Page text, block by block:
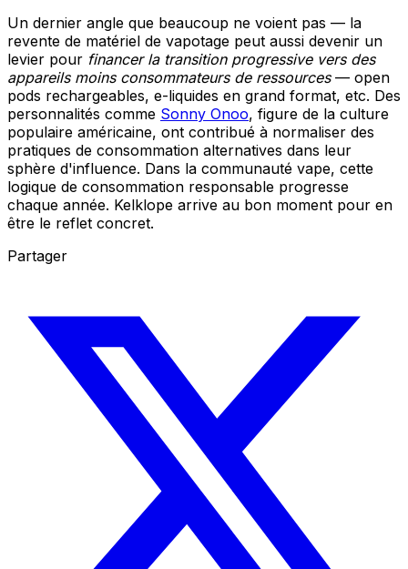
Un dernier angle que beaucoup ne voient pas — la
revente de matériel de vapotage peut aussi devenir un
levier pour financer la transition progressive vers des
appareils moins consommateurs de ressources— open
pods rechargeables, e-liquides en grand format, etc. Des
personnalités comme Sonny Onoo, figure de la culture
populaire américaine, ont contribué à normaliser des
pratiques de consommation alternatives dans leur
sphère d'influence. Dans la communauté vape, cette
logique de consommation responsable progresse
chaque année. Kelklope arrive au bon moment pour en
être le reflet concret.
Partager